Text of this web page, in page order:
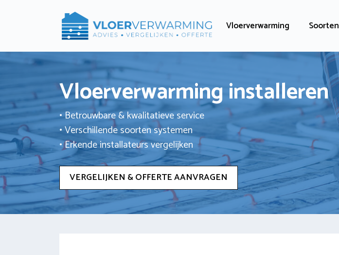
Vloerverwarming Soorten
Vloerverwarming installeren
• Betrouwbare & kwalitatieve service
• Verschillende soorten systemen
• Erkende installateurs vergelijken
VERGELIJKEN & OFFERTE AANVRAGEN